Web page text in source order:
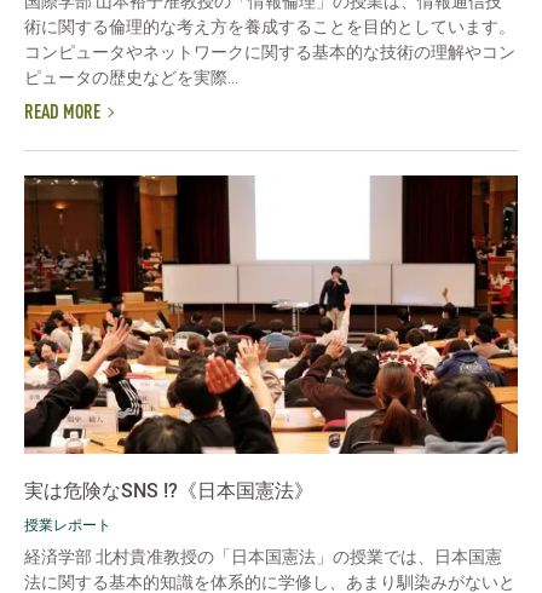
術に関する倫理的な考え方を養成することを目的としています。
コンピュータやネットワークに関する基本的な技術の理解やコン
ピュータの歴史などを実際...
READ MORE
実は危険なSNS !?《日本国憲法》
授業レポート
経済学部 北村貴准教授の「日本国憲法」の授業では、日本国憲
法に関する基本的知識を体系的に学修し、あまり馴染みがないと